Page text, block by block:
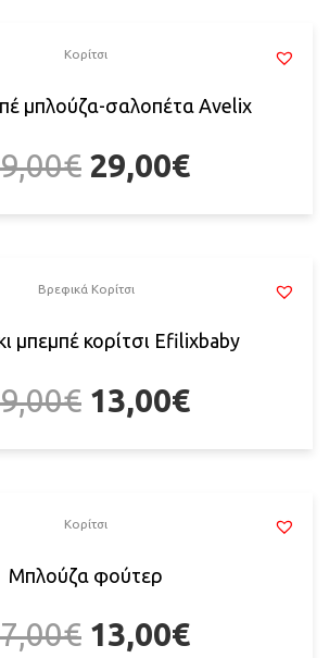
Κορίτσι
μπλούζα-σαλοπέτα Αvelix
€ 29,00€
Βρεφικά Κορίτσι
μπεμπέ κορίτσι Efilixbaby
€ 13,00€
Κορίτσι
Μπλούζα φούτερ
€ 13,00€